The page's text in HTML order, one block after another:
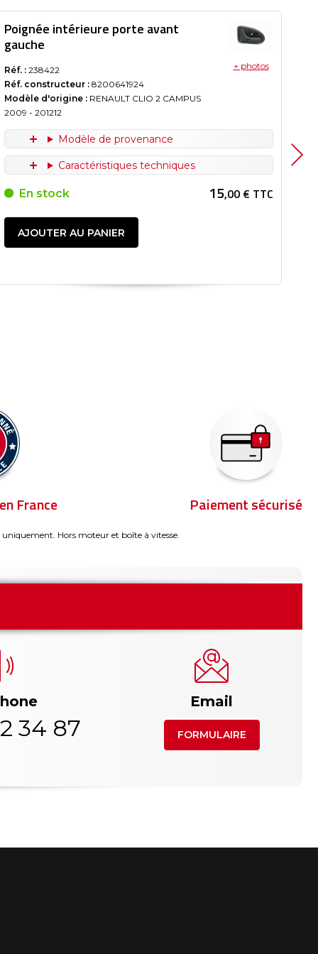
Poignée intérieure porte avant
gauche
Réf. : 238422
Réf. constructeur : 8200641924
Modèle d'origine : RENAULT CLIO 2 CAMPUS
2009 - 201212
+ photos
Modèle de provenance
Caractéristiques techniques
En stock 15,00 € TTC
AJOUTER AU PANIER
France Paiement sécurisé
Hors moteur et boîte à vitesse.
34 87
Email
FORMULAIRE